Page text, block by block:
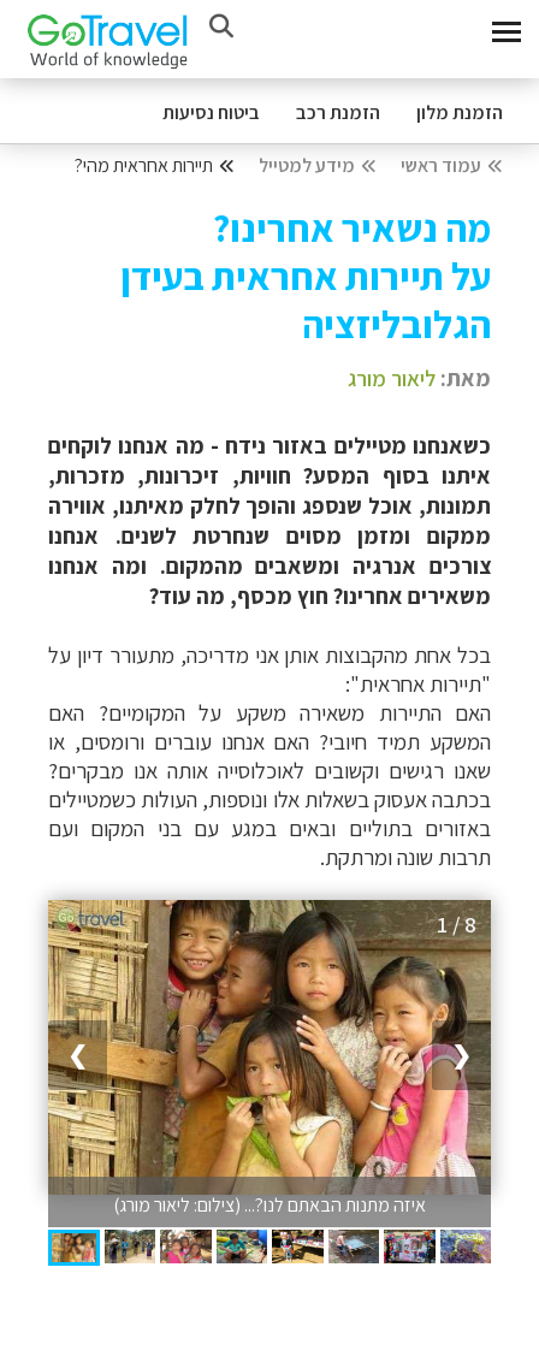
הזמנת מלון הזמנת רכב ביטוח נסיעות
עמוד ראשי מידע למטייל תיירות אחראית מהי?
מה נשאיר אחרינו?
על תיירות אחראית בעידן
הגלובליזציה
מאת: ליאור מורג
כשאנחנו מטיילים באזור נידח - מה אנחנו לוקחים
איתנו בסוף המסע? חוויות, זיכרונות, מזכרות,
תמונות, אוכל שנספג והופך לחלק מאיתנו, אווירה
ממקום ומזמן מסוים שנחרטת לשנים. אנחנו
צורכים אנרגיה ומשאבים מהמקום. ומה אנחנו
משאירים אחרינו? חוץ מכסף, מה עוד?
בכל אחת מהקבוצות אותן אני מדריכה, מתעורר דיון על
"תיירות אחראית":
האם התיירות משאירה משקע על המקומיים? האם
המשקע תמיד חיובי? האם אנחנו עוברים ורומסים, או
שאנו רגישים וקשובים לאוכלוסייה אותה אנו מבקרים?
בכתבה אעסוק בשאלות אלו ונוספות, העולות כשמטיילים
באזורים בתוליים ובאים במגע עם בני המקום ועם
תרבות שונה ומרתקת.
1 / 8
❯ ❮
איזה מתנות הבאתם לנו?... (צילום: ליאור מורג)